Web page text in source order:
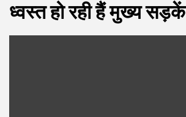
ध्वस्त हो रही हैं मुख्य सड़कें